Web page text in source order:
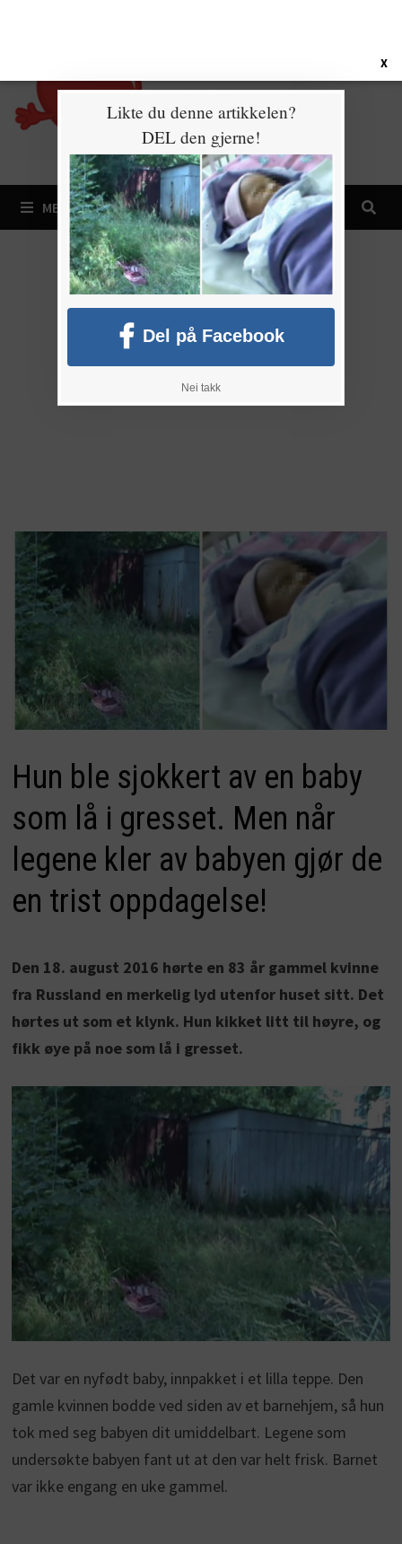
MENY
Hun ble sjokkert av en baby
som lå i gresset. Men når
legene kler av babyen gjør de
en trist oppdagelse!
Den 18. august 2016 hørte en 83 år gammel kvinne
fra Russland en merkelig lyd utenfor huset sitt. Det
hørtes ut som et klynk. Hun kikket litt til høyre, og
fikk øye på noe som lå i gresset.
Det var en nyfødt baby, innpakket i et lilla teppe. Den
gamle kvinnen bodde ved siden av et barnehjem, så hun
tok med seg babyen dit umiddelbart. Legene som
undersøkte babyen fant ut at den var helt frisk. Barnet
var ikke engang en uke gammel.
X
Likte du denne artikkelen?
DEL den gjerne!
Del på Facebook
Nei takk